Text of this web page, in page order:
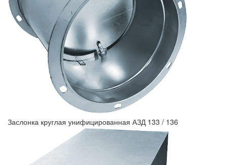
Заслонка круглая унифицированная АЗД 133 / 136